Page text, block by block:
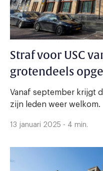
Straf voor USC
grotendeels
Vanaf september krijgt
zijn leden weer welkom.
13 januari 2025 - 4 min.